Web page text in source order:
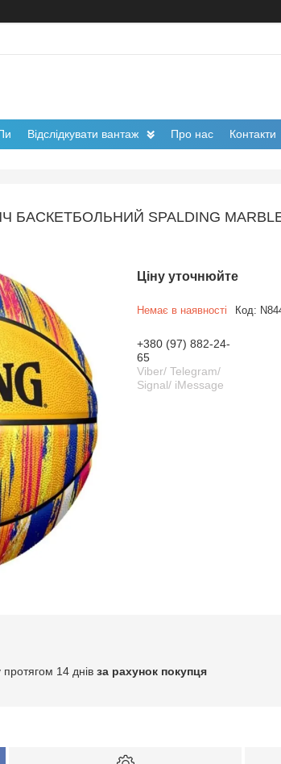
Відслідкувати вантаж Про нас Контакти
БАСКЕТБОЛЬНИЙ SPALDING
Ціну уточнюйте
Немає в наявності Код:
+380 (97) 882-24-
65
Viber/ Telegram/
Signal/ iMessage
14 днів за рахунок покупця